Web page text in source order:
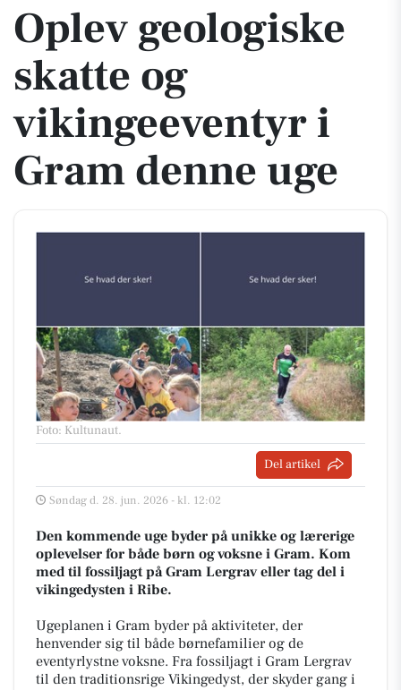
Oplev geologiske
skatte og
vikingeeventyr i
Gram denne uge
Foto: Kultunaut.
Del artikel
Søndag d. 28. jun. 2026 - kl. 12:02
Den kommende uge byder på unikke og lærerige
oplevelser for både børn og voksne i Gram. Kom
med til fossiljagt på Gram Lergrav eller tag del i
vikingedysten i Ribe.
Ugeplanen i Gram byder på aktiviteter, der
henvender sig til både børnefamilier og de
eventyrlystne voksne. Fra fossiljagt i Gram Lergrav
til den traditionsrige Vikingedyst, der skyder gang i